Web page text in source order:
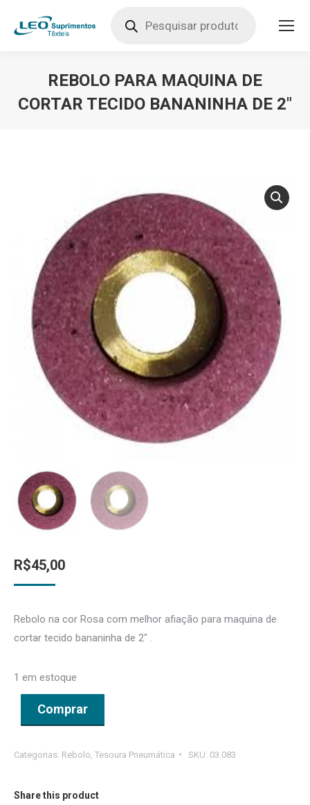
produtos
REBOLO PARA MAQUINA DE
CORTAR TECIDO BANANINHA DE 2″
R$45,00
Rebolo na cor Rosa com melhor afiação para maquina de
cortar tecido bananinha de 2″ .
1 em estoque
Comprar
Categorias: Rebolo Tesoura Pneumática SKU: 03.083
Share this product